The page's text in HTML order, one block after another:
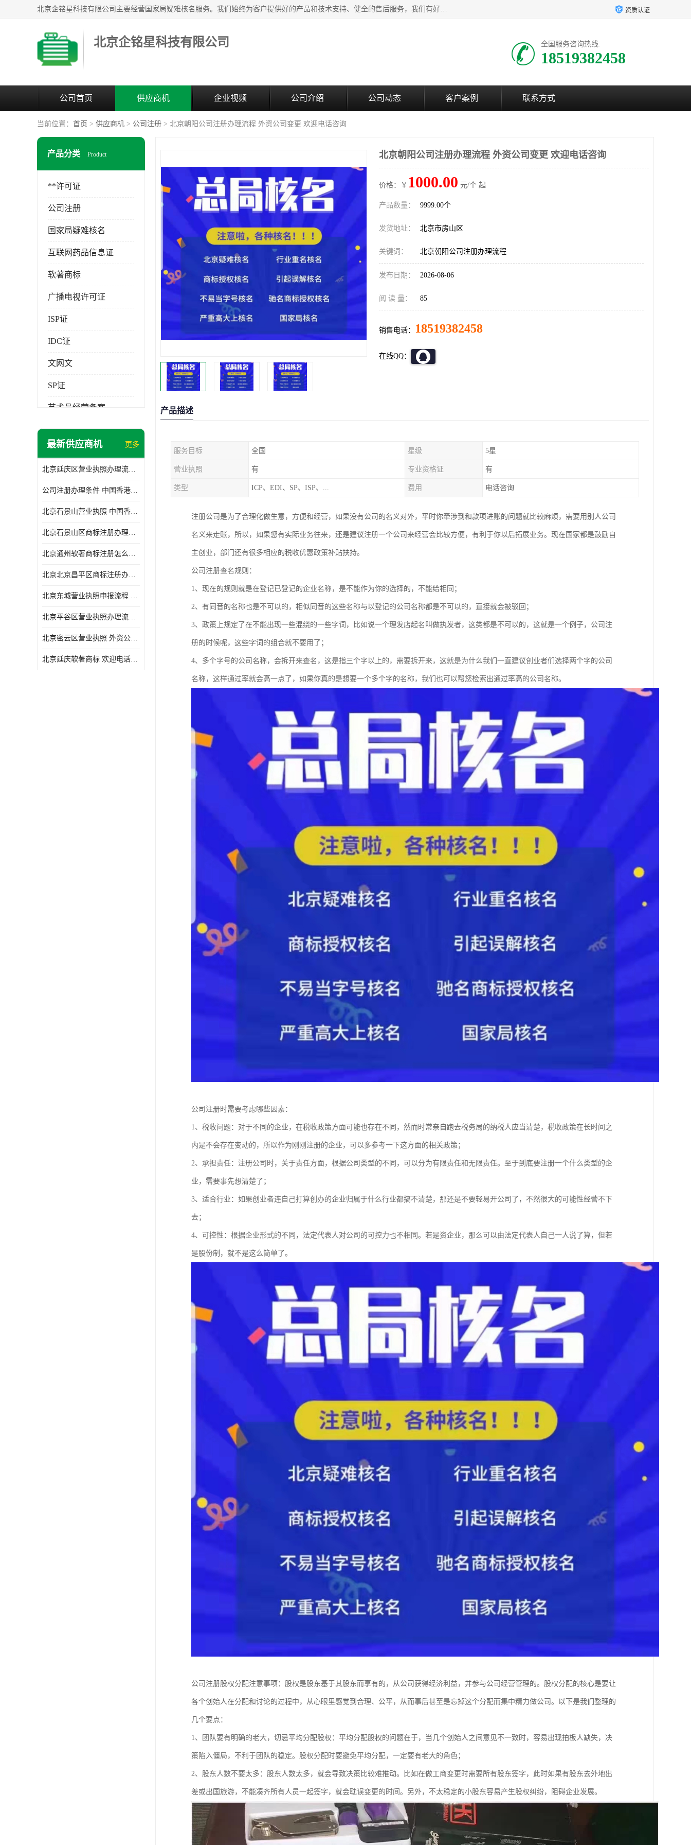
北京企铭星科技有限公司主要经营国家局疑难核名服务。我们始终为客户提供好的产品和技术支持、健全的售后服务，我们有好的产品和专业的销售和技术团队，我公司属于北京企业管理及投资咨询黄页行业，如果您对我公司的产品服务有兴趣，期待您在线留言或者来电咨询。 资质认证
北京企铭星科技有限公司 全国服务咨询热线:
18519382458
公司首页 供应商机 企业视频 公司介绍 公司动态 客户案例 联系方式
当前位置： 首页 > 供应商机 > 公司注册 > 北京朝阳公司注册办理流程 外资公司变更 欢迎电话咨询
产品分类 Product
**许可证
公司注册
国家局疑难核名
互联网药品信息证
软著商标
广播电视许可证
ISP证
IDC证
文网文
SP证
艺术品经营备案
最新供应商机 更多
北京延庆区营业执照办理流程 中国香港公司注销 欢迎电话咨询
公司注册办理条件 中国香港公司注册 欢迎电话咨询
北京石景山营业执照 中国香港公司转股 欢迎电话咨询
北京石景山区商标注册办理流程
北京通州软著商标注册怎么办理流程
北京北京昌平区商标注册办理流程
北京东城营业执照申报流程 中国香港公司转股 欢迎电话咨询
北京平谷区营业执照办理流程 代表处注册 欢迎电话咨询
北京密云区营业执照 外资公司变更 欢迎电话咨询
北京延庆软著商标 欢迎电话咨询
北京朝阳公司注册办理流程 外资公司变更 欢迎电话咨询
价格：￥ 1000.00 元/个 起
产品数量： 9999.00个
发货地址： 北京市房山区
关键词： 北京朝阳公司注册办理流程
发布日期： 2026-08-06
阅 读 量： 85
销售电话： 18519382458
在线QQ：
产品描述
服务目标 全国 星级 5星
营业执照 有 专业资格证 有
类型 ICP、EDI、SP、ISP、... 费用 电话咨询
注册公司是为了合理化做生意，方便和经营，如果没有公司的名义对外，平时你牵涉到和款项进账的问题就比较麻烦，需要用别人公司
名义来走账，所以，如果您有实际业务往来，还是建议注册一个公司来经营会比较方便，有利于你以后拓展业务。现在国家都是鼓励自
主创业，部门还有很多相应的税收优惠政策补贴扶持。
公司注册查名规则：
1、现在的规则就是在登记已登记的企业名称，是不能作为你的选择的，不能给相同；
2、有同音的名称也是不可以的，相似同音的这些名称与以登记的公司名称都是不可以的，直接就会被驳回；
3、政策上规定了在不能出现一些混绕的一些字词，比如说一个理发店起名叫做执发者，这类都是不可以的，这就是一个例子，公司注
册的时候呢，这些字词的组合就不要用了；
4、多个字号的公司名称，会拆开来查名，这是指三个字以上的，需要拆开来，这就是为什么我们一直建议创业者们选择两个字的公司
名称，这样通过率就会高一点了，如果你真的是想要一个多个字的名称，我们也可以帮您检索出通过率高的公司名称。
公司注册时需要考虑哪些因素：
1、税收问题：对于不同的企业，在税收政策方面可能也存在不同，然而时常亲自跑去税务局的纳税人应当清楚，税收政策在长时间之
内是不会存在变动的，所以作为刚刚注册的企业，可以多参考一下这方面的相关政策；
2、承担责任：注册公司时，关于责任方面，根据公司类型的不同，可以分为有限责任和无限责任。至于到底要注册一个什么类型的企
业，需要事先想清楚了；
3、适合行业：如果创业者连自己打算创办的企业归属于什么行业都搞不清楚，那还是不要轻易开公司了，不然很大的可能性经营不下
去；
4、可控性：根据企业形式的不同，法定代表人对公司的可控力也不相同。若是资企业，那么可以由法定代表人自己一人说了算，但若
是股份制，就不是这么简单了。
公司注册股权分配注意事项：股权是股东基于其股东而享有的，从公司获得经济利益，并参与公司经营管理的。股权分配的核心是要让
各个创始人在分配和讨论的过程中，从心眼里感觉到合理、公平，从而事后甚至是忘掉这个分配而集中精力做公司。以下是我们整理的
几个要点：
1、团队要有明确的老大，切忌平均分配股权：平均分配股权的问题在于，当几个创始人之间意见不一致时，容易出现拍板人缺失，决
策陷入僵局，不利于团队的稳定。股权分配时要避免平均分配，一定要有老大的角色；
2、股东人数不要太多：股东人数太多，就会导致决策比较难推动。比如在做工商变更时需要所有股东签字，此时如果有股东去外地出
差或出国旅游，不能凑齐所有人员一起签字，就会耽误变更的时间。另外，不太稳定的小股东容易产生股权纠纷，阻碍企业发展。